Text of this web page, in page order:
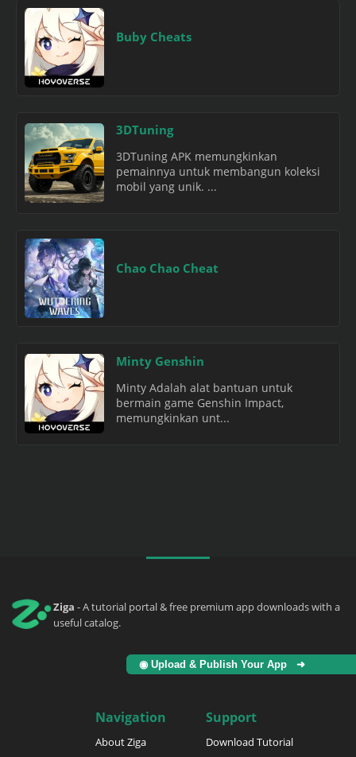
Buby Cheats
3DTuning
3DTuning APK memungkinkan
pemainnya untuk membangun koleksi
mobil yang unik. ...
Chao Chao Cheat
Minty Genshin
Minty Adalah alat bantuan untuk
bermain game Genshin Impact,
memungkinkan unt...
Ziga - A tutorial portal & free premium app downloads with a
useful catalog.
◉ Upload & Publish Your App ➜
Navigation
About Ziga
Support
Download Tutorial